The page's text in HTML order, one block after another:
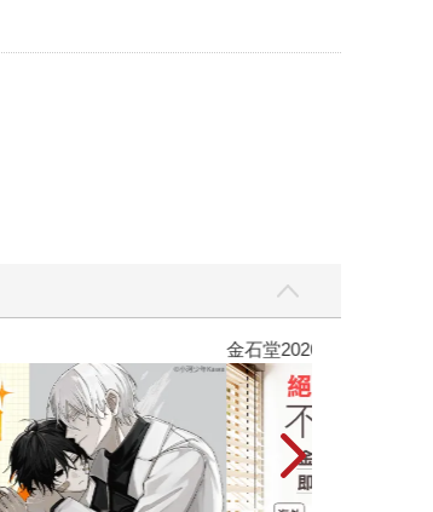
金石堂2026海